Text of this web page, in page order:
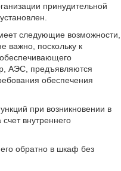
принудительной
следующие возможности,
важно, поскольку к
АЭС, предъявляются
обеспечения
при возникновении в
внутреннего
обратно в шкаф без